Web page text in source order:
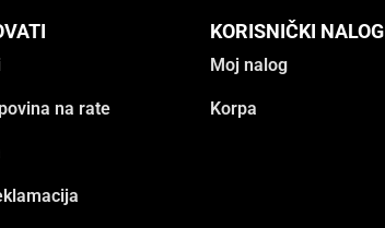
na rate
KORISNIČKI NALOG
Moj nalog
Korpa